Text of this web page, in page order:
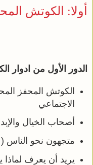
أولا: الكوتش
الدور الأول من ادوار
الكوتش المحفز
الاجتماعي
أصحاب الخيال
متجهون نحو الناس
يريد أن يعرف